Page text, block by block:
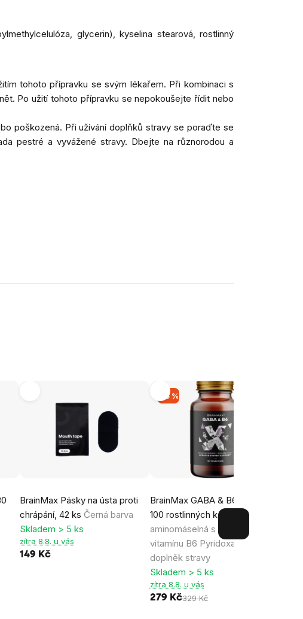
glycerin), kyselina stearová, rostlinný
tohoto přípravku se svým lékařem. Při kombinaci s
Po užití tohoto přípravku se nepokoušejte řídit nebo
poškozená. Při užívání doplňků stravy se poraďte se
pestré a vyvážené stravy. Dbejte na různorodou a
BrainMax Pásky na ústa proti
chrápání, 42 ks Černá barva
Skladem > 5 ks
zítra 8.8. u vás
149 Kč
-15 %
BrainMax GABA & B6, 700 mg,
100 rostlinných kapslí
Gama-
aminomáselná s aktivní formou
vitamínu B6 Pyridoxal-5-fosfát,
doplněk stravy
Skladem > 5 ks
zítra 8.8. u vás
279 Kč329 Kč